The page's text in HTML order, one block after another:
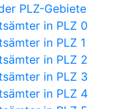
PLZ-Gebiete
in PLZ 0
in PLZ 1
in PLZ 2
in PLZ 3
in PLZ 4